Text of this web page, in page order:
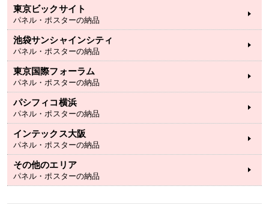
東京ビックサイト
パネル・ポスターの納品
池袋サンシャインシティ
パネル・ポスターの納品
東京国際フォーラム
パネル・ポスターの納品
パシフィコ横浜
パネル・ポスターの納品
インテックス大阪
パネル・ポスターの納品
その他のエリア
パネル・ポスターの納品